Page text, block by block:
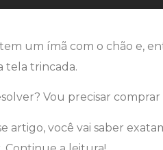
um ímã com o chão e,
tela trincada.
Vou precisar
artigo, você vai saber